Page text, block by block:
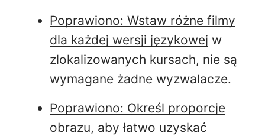
Poprawiono: Wstaw różne filmy
dla każdej wersji językowej w
zlokalizowanych kursach, nie są
wymagane żadne wyzwalacze.
Poprawiono: Określ proporcje
obrazu, aby łatwo uzyskać